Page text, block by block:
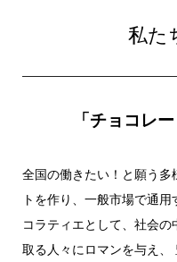
私た
「チョコレ
全国の働きたい！と願う多
トを作り、一般市場で通
コラティエとして、社会
取る人々にロマンを与え、